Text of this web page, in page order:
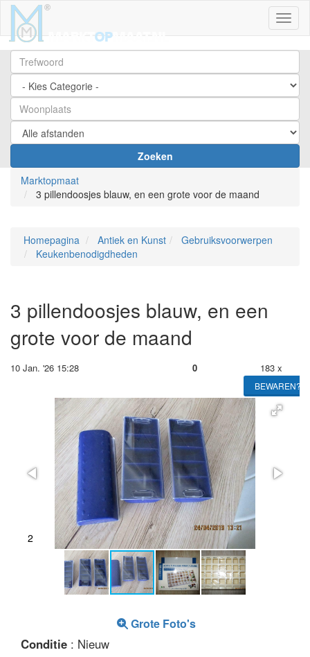
Zoeken
Marktopmaat
3 pillendoosjes blauw, en een grote voor de maand
Homepagina Antiek en Kunst
Gebruiksvoorwerpen
Keukenbenodigdheden
3 pillendoosjes blauw, en een
grote voor de maand
10 Jan. '26 15:28 0 183 x
BEWAREN?
2
Grote Foto's
Conditie : Nieuw